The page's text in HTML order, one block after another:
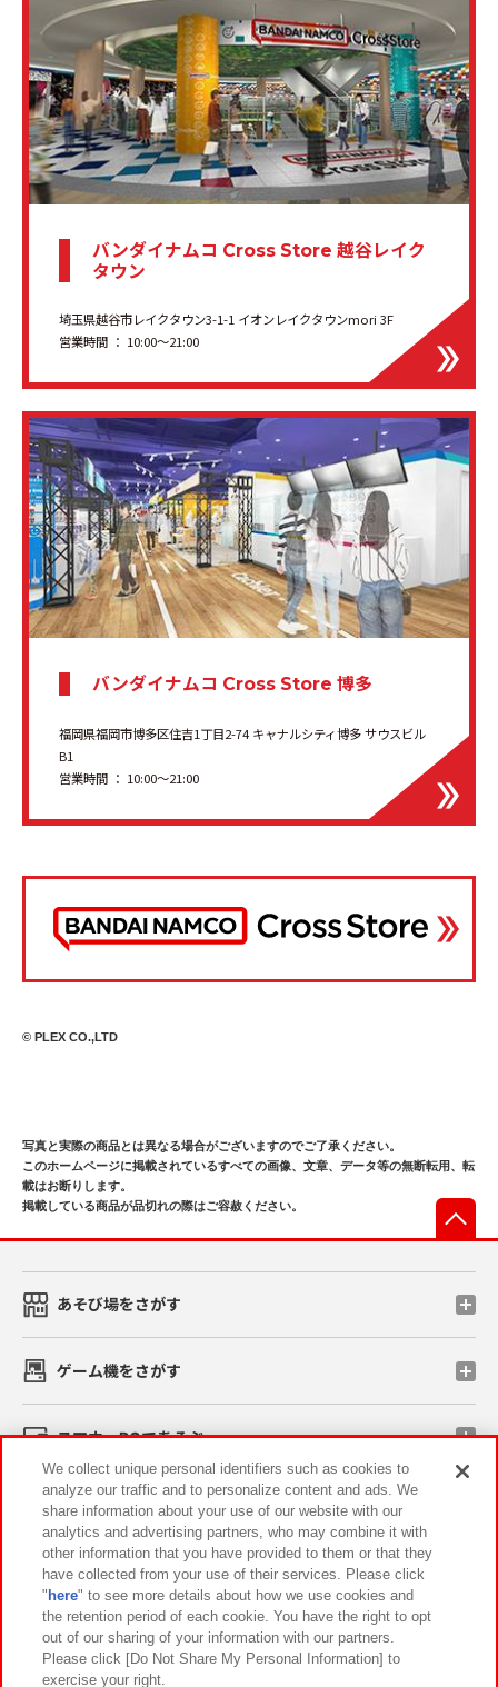
バンダイナムコ Cross Store 越谷レイク
タウン
埼玉県越谷市レイクタウン3-1-1 イオンレイクタウンmori 3F
営業時間 ： 10:00～21:00
バンダイナムコ Cross Store 博多
福岡県福岡市博多区住吉1丁目2-74 キャナルシティ博多 サウスビル
B1
営業時間 ： 10:00～21:00
© PLEX CO.,LTD
写真と実際の商品とは異なる場合がございますのでご了承ください。
このホームページに掲載されているすべての画像、文章、データ等の無断転用、転
載はお断りします。
掲載している商品が品切れの際はご容赦ください。
あそび場をさがす
ゲーム機をさがす
スマホ・PCであそぶ
イベント・キャンペーン
関連会社 サステナビリティ サイトポリシー
プライバシーポリシー ウェブアクセシビリティ方針と検証結果
お取引先さまとともに
We collect unique personal identifiers such as cookies to
analyze our traffic and to personalize content and ads. We
share information about your use of our website with our
analytics and advertising partners, who may combine it with
other information that you have provided to them or that they
have collected from your use of their services. Please click
" here" to see more details about how we use cookies and
the retention period of each cookie. You have the right to opt
out of our sharing of your information with our partners.
Please click [Do Not Share My Personal Information] to
exercise your right.